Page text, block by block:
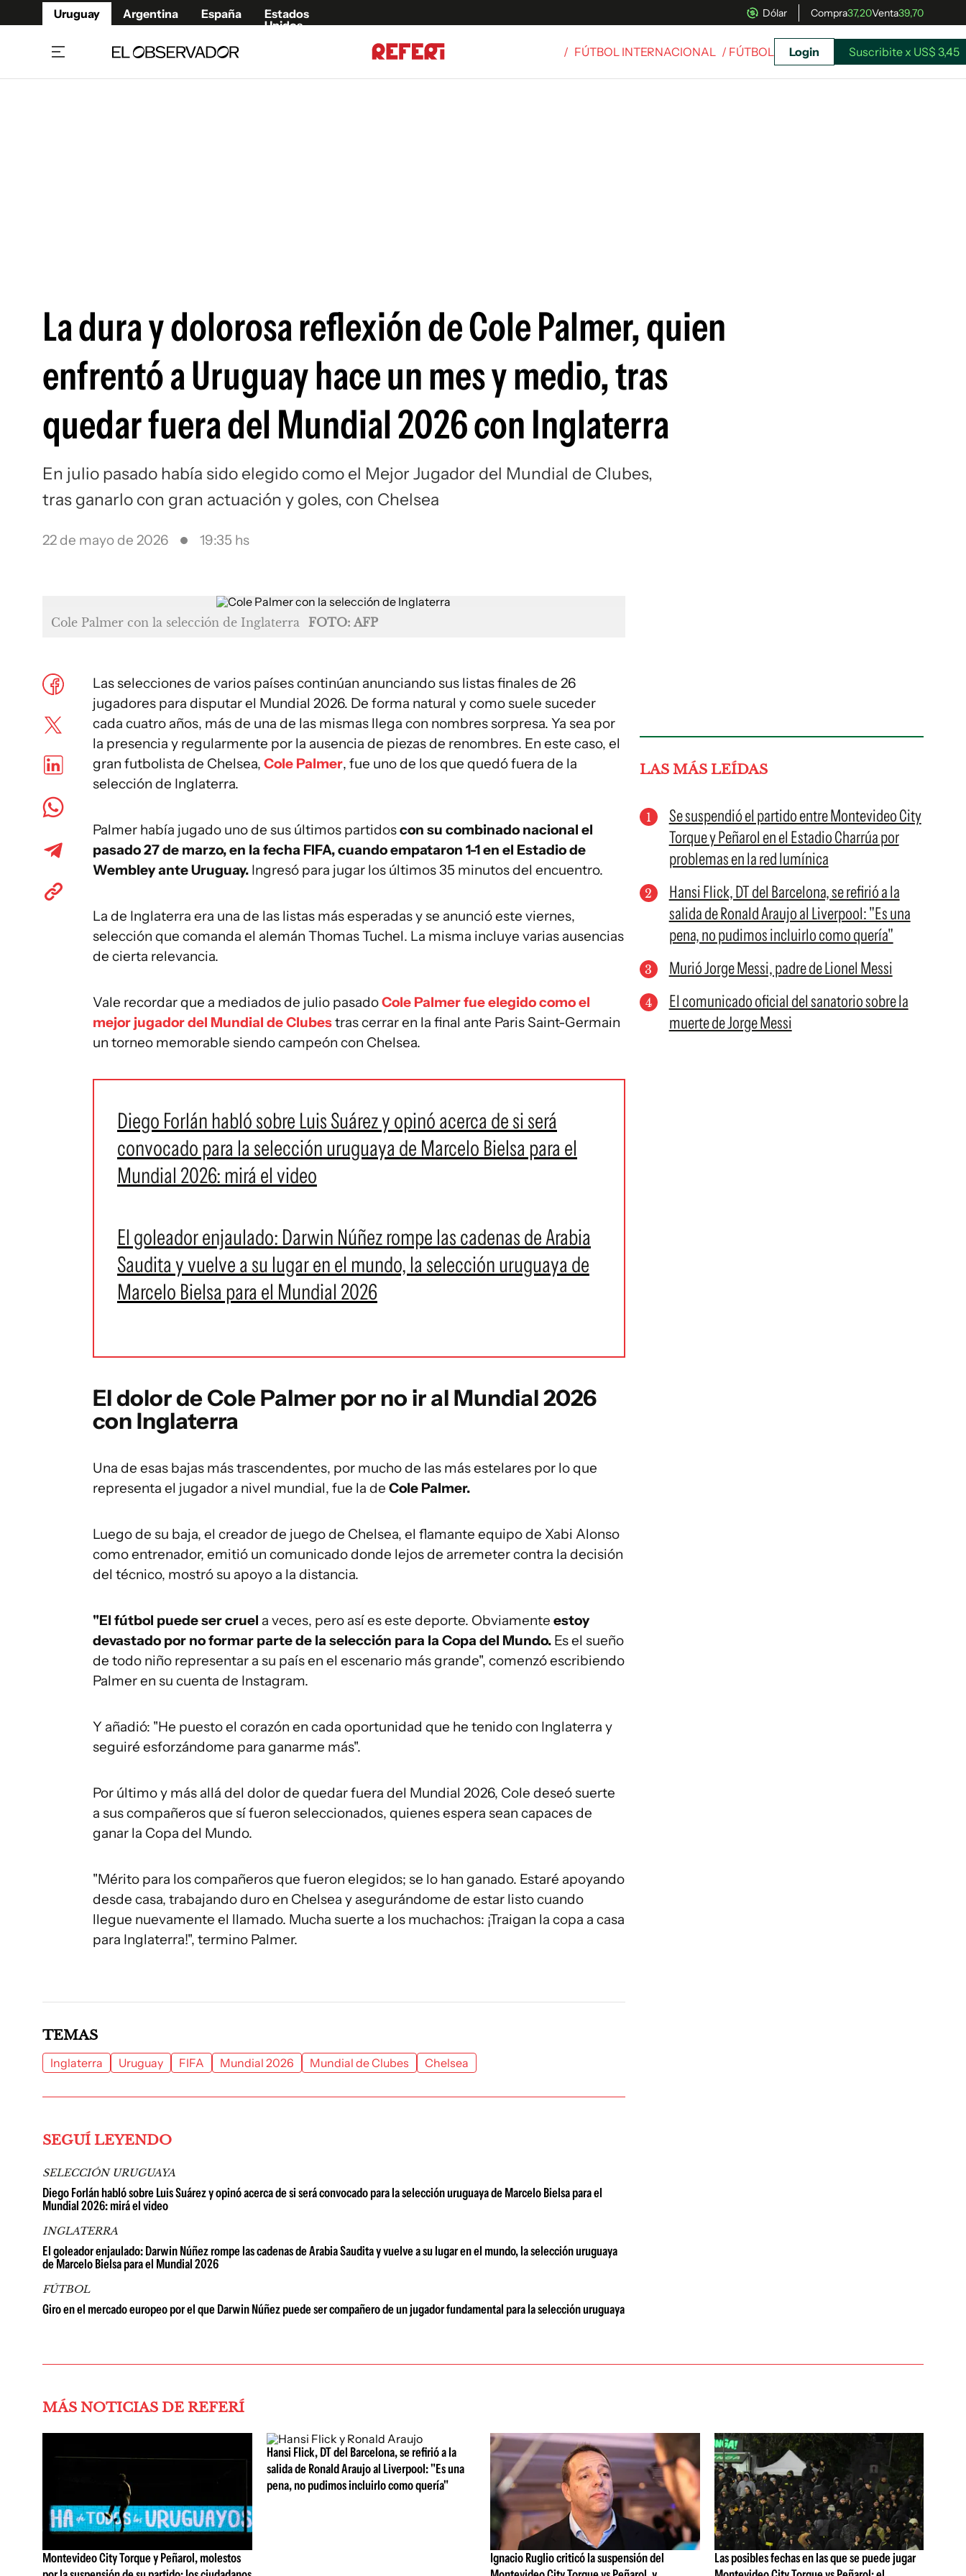
Uruguay Argentina España
Estados
Unidos
Dólar Compra37,20Venta39,70
/ FÚTBOL INTERNACIONAL / FÚTBOL Login Suscribite x US$ 3,45
La dura y dolorosa reflexión de Cole Palmer, quien
enfrentó a Uruguay hace un mes y medio, tras
quedar fuera del Mundial 2026 con Inglaterra
En julio pasado había sido elegido como el Mejor Jugador del Mundial de Clubes,
tras ganarlo con gran actuación y goles, con Chelsea
22 de mayo de 2026 19:35 hs
Cole Palmer con la selección de Inglaterra FOTO: AFP
Las selecciones de varios países continúan anunciando sus listas finales de 26
jugadores para disputar el Mundial 2026. De forma natural y como suele suceder
cada cuatro años, más de una de las mismas llega con nombres sorpresa. Ya sea por
la presencia y regularmente por la ausencia de piezas de renombres. En este caso, el
gran futbolista de Chelsea, Cole Palmer, fue uno de los que quedó fuera de la
selección de Inglaterra.
Palmer había jugado uno de sus últimos partidoscon su combinado nacional el
pasado 27 de marzo, en la fecha FIFA, cuando empataron 1-1 en el Estadio de
Wembley ante Uruguay. Ingresó para jugar los últimos 35 minutos del encuentro.
La de Inglaterra era una de las listas más esperadas y se anunció este viernes,
selección que comanda el alemán Thomas Tuchel. La misma incluye varias ausencias
de cierta relevancia.
Vale recordar que a mediados de julio pasadoCole Palmer fue elegido como el
mejor jugador del Mundial de Clubestras cerrar en la final ante Paris Saint-Germain
un torneo memorable siendo campeón con Chelsea.
Diego Forlán habló sobre Luis Suárez y opinó acerca de si será
convocado para la selección uruguaya de Marcelo Bielsa para el
Mundial 2026: mirá el video
El goleador enjaulado: Darwin Núñez rompe las cadenas de Arabia
Saudita y vuelve a su lugar en el mundo, la selección uruguaya de
Marcelo Bielsa para el Mundial 2026
El dolor de Cole Palmer por no ir al Mundial 2026
con Inglaterra
Una de esas bajas más trascendentes, por mucho de las más estelares por lo que
representa el jugador a nivel mundial, fue la de Cole Palmer.
Luego de su baja, el creador de juego de Chelsea, el flamante equipo de Xabi Alonso
como entrenador, emitió un comunicado donde lejos de arremeter contra la decisión
del técnico, mostró su apoyo a la distancia.
"El fútbol puede ser cruel a veces, pero así es este deporte. Obviamente estoy
devastado por no formar parte de la selección para la Copa del Mundo. Es el sueño
de todo niño representar a su país en el escenario más grande", comenzó escribiendo
Palmer en su cuenta de Instagram.
Y añadió: "He puesto el corazón en cada oportunidad que he tenido con Inglaterra y
seguiré esforzándome para ganarme más".
Por último y más allá del dolor de quedar fuera del Mundial 2026, Cole deseó suerte
a sus compañeros que sí fueron seleccionados, quienes espera sean capaces de
ganar la Copa del Mundo.
"Mérito para los compañeros que fueron elegidos; se lo han ganado. Estaré apoyando
desde casa, trabajando duro en Chelsea y asegurándome de estar listo cuando
llegue nuevamente el llamado. Mucha suerte a los muchachos: ¡Traigan la copa a casa
para Inglaterra!", termino Palmer.
LAS MÁS LEÍDAS
Se suspendió el partido entre Montevideo City
Torque y Peñarol en el Estadio Charrúa por
problemas en la red lumínica
Hansi Flick, DT del Barcelona, se refirió a la
salida de Ronald Araujo al Liverpool: "Es una
pena, no pudimos incluirlo como quería"
Murió Jorge Messi, padre de Lionel Messi
El comunicado oficial del sanatorio sobre la
muerte de Jorge Messi
TEMAS
Inglaterra Uruguay FIFA Mundial 2026 Mundial de Clubes Chelsea
SEGUÍ LEYENDO
SELECCIÓN URUGUAYA
Diego Forlán habló sobre Luis Suárez y opinó acerca de si será convocado para la selección uruguaya de Marcelo Bielsa para el
Mundial 2026: mirá el video
INGLATERRA
El goleador enjaulado: Darwin Núñez rompe las cadenas de Arabia Saudita y vuelve a su lugar en el mundo, la selección uruguaya
de Marcelo Bielsa para el Mundial 2026
FÚTBOL
Giro en el mercado europeo por el que Darwin Núñez puede ser compañero de un jugador fundamental para la selección uruguaya
MÁS NOTICIAS DE REFERÍ
Montevideo City Torque y Peñarol, molestos
Hansi Flick, DT del Barcelona, se refirió a la
salida de Ronald Araujo al Liverpool: "Es una
pena, no pudimos incluirlo como quería"
Ignacio Ruglio criticó la suspensión del
Las posibles fechas en las que se puede jugar